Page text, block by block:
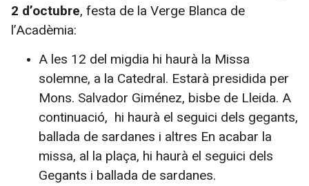
2 d’octubre, festa de la Verge Blanca de
l’Acadèmia:
A les 12 del migdia hi haurà la Missa
solemne, a la Catedral. Estarà presidida per
Mons. Salvador Giménez, bisbe de Lleida. A
continuació, hi haurà el seguici dels gegants,
ballada de sardanes i altres En acabar la
missa, al la plaça, hi haurà el seguici dels
Gegants i ballada de sardanes.